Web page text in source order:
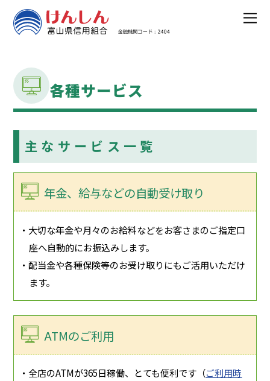
各種サービス
主なサービス一覧
年金、給与などの自動受け取り
・大切な年金や月々のお給料などをお客さまのご指定口
座へ自動的にお振込みします。
・配当金や各種保険等のお受け取りにもご活用いただけ
ます。
ATMのご利用
・全店のATMが365日稼働、とても便利です（ご利用時